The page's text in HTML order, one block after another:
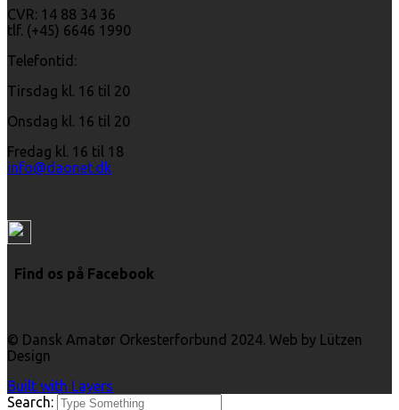
CVR: 14 88 34 36
tlf. (+45) 6646 1990
Telefontid:
Tirsdag kl. 16 til 20
Onsdag kl. 16 til 20
Fredag kl. 16 til 18
info@daonet.dk
Find os på Facebook
© Dansk Amatør Orkesterforbund 2024. Web by Lützen
Design
Built with Layers
Search: